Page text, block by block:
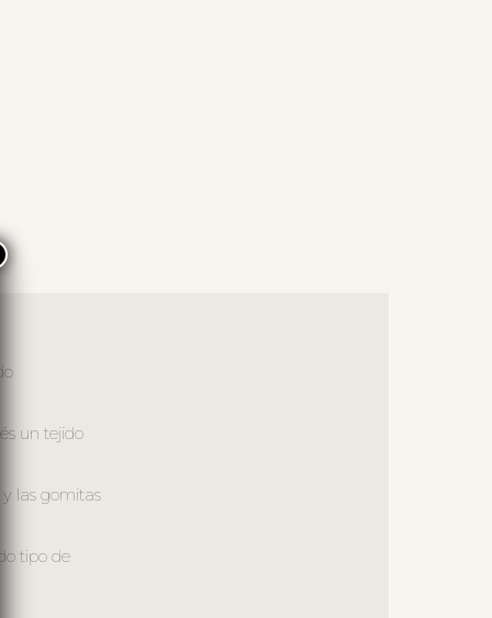
un tejido
las gomitas
tipo de